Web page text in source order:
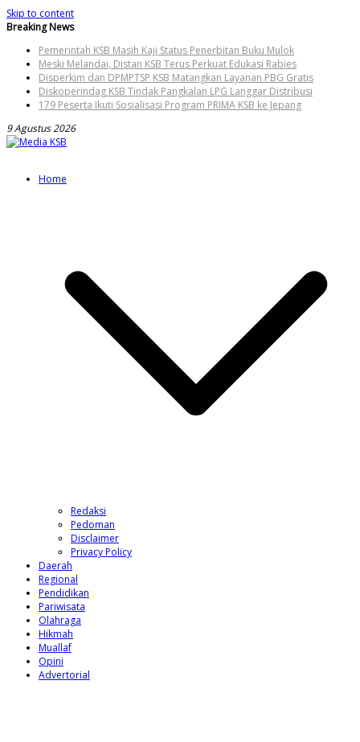
Skip to content
Breaking News
Pemerintah KSB Masih Kaji Status Penerbitan Buku Mulok
Meski Melandai, Distan KSB Terus Perkuat Edukasi Rabies
Disperkim dan DPMPTSP KSB Matangkan Layanan PBG Gratis
Diskoperindag KSB Tindak Pangkalan LPG Langgar Distribusi
179 Peserta Ikuti Sosialisasi Program PRIMA KSB ke Jepang
9 Agustus 2026
Home
Redaksi
Pedoman
Disclaimer
Privacy Policy
Daerah
Regional
Pendidikan
Pariwisata
Olahraga
Hikmah
Muallaf
Opini
Advertorial